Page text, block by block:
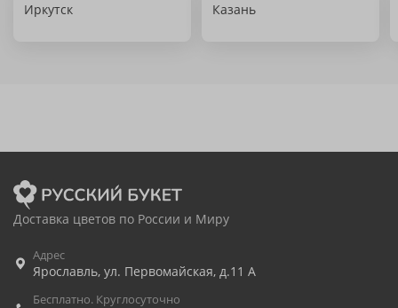
Иркутск Казань
Доставка цветов по России и Миру
Адрес
Ярославль, ул. Первомайская, д.11 А
Бесплатно. Круглосуточно